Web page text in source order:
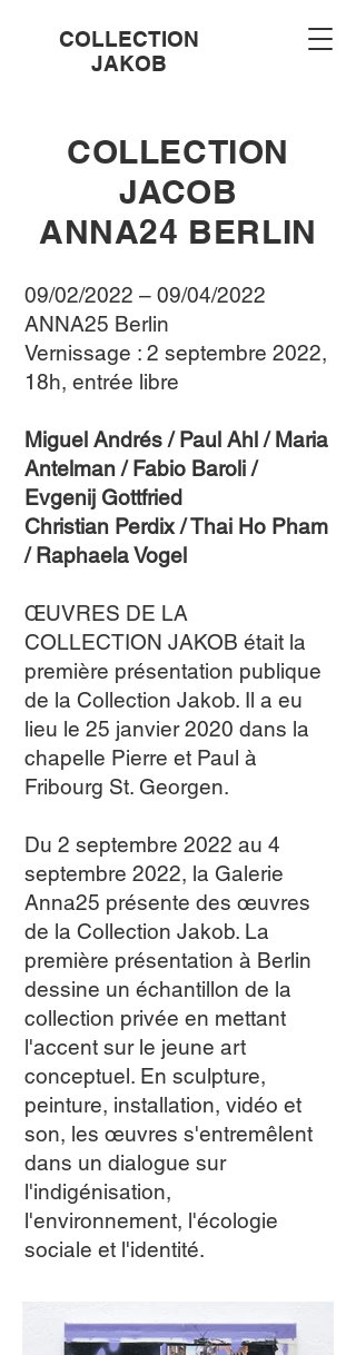
COLLECTION
JAKOB
COLLECTION
JACOB
ANNA24 BERLIN
09/02/2022 – 09/04/2022
ANNA25 Berlin
Vernissage : 2 septembre 2022,
18h, entrée libre
Miguel Andrés / Paul Ahl / Maria
Antelman / Fabio Baroli /
Evgenij Gottfried
Christian Perdix / Thai Ho Pham
/ Raphaela Vogel
ŒUVRES DE LA
COLLECTION JAKOB était la
première présentation publique
de la Collection Jakob. Il a eu
lieu le 25 janvier 2020 dans la
chapelle Pierre et Paul à
Fribourg St. Georgen.
Du 2 septembre 2022 au 4
septembre 2022, la Galerie
Anna25 présente des œuvres
de la Collection Jakob. La
première présentation à Berlin
dessine un échantillon de la
collection privée en mettant
l'accent sur le jeune art
conceptuel. En sculpture,
peinture, installation, vidéo et
son, les œuvres s'entremêlent
dans un dialogue sur
l'indigénisation,
l'environnement, l'écologie
sociale et l'identité.